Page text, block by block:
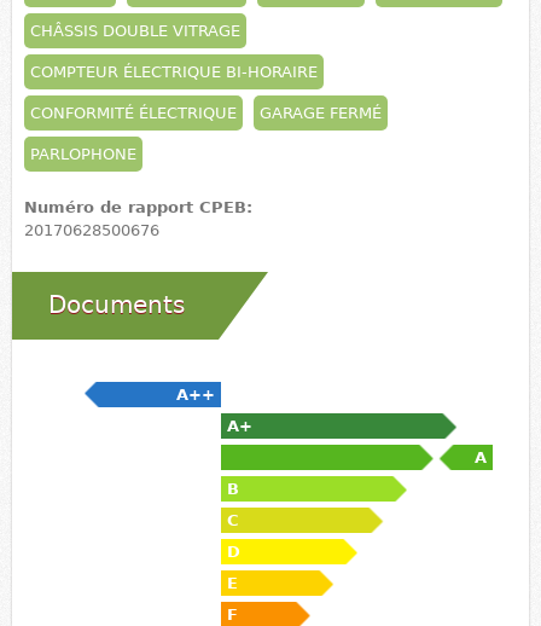
CHÂSSIS DOUBLE VITRAGE
COMPTEUR ÉLECTRIQUE BI-HORAIRE
CONFORMITÉ ÉLECTRIQUE GARAGE FERMÉ
PARLOPHONE
Numéro de rapport CPEB:
20170628500676
Documents
A++
A+
A
B
C
D
E
F